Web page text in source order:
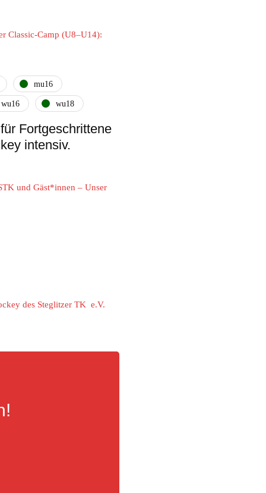
Classic-Camp (U8–U14):
mu16
wu16 wu18
Fortgeschrittene
intensiv.
und Gäst*innen – Unser
des Steglitzer TK e.V.